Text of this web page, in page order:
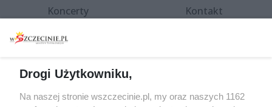
Koncerty
Spacery i oprowadzania
targi
Wernisaże
Kontakt
Specjalny koncert z okazji
Drogi Użytkowniku,
Na naszej stronie wszczecinie.pl, my oraz naszych 1162